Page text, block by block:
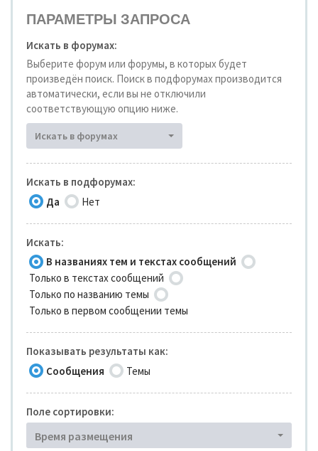
ПАРАМЕТРЫ ЗАПРОСА
Искать в форумах:
Выберите форум или форумы, в которых будет
произведён поиск. Поиск в подфорумах производится
автоматически, если вы не отключили
соответствующую опцию ниже.
Искать в форумах
Искать в подфорумах:
Да
Нет
Искать:
В названиях тем и текстах сообщений
Только в текстах сообщений
Только по названию темы
Только в первом сообщении темы
Показывать результаты как:
Сообщения
Темы
Поле сортировки:
Время размещения